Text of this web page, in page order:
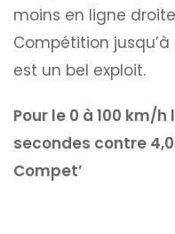
moins en ligne
Compétition
est un bel exploit.
Pour le 0 à 100 km/
secondes contre
Compet’